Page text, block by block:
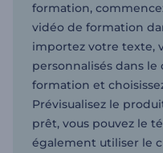
formation,
vidéo de formation
importez votre texte,
personnalisés dans
formation et
Prévisualisez le
prêt, vous pouvez le
également utiliser le